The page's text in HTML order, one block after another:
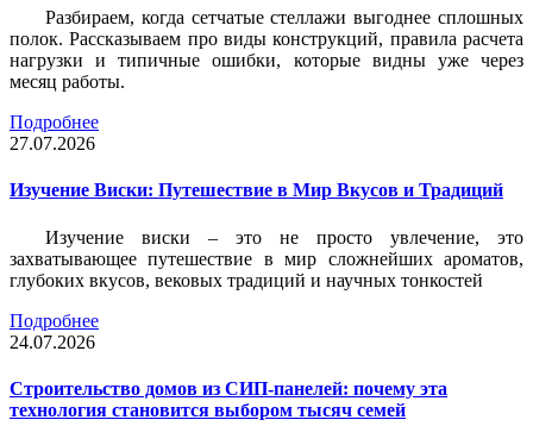
Разбираем, когда сетчатые стеллажи выгоднее сплошных
полок. Рассказываем про виды конструкций, правила расчета
нагрузки и типичные ошибки, которые видны уже через
месяц работы.
Подробнее
27.07.2026
Изучение Виски: Путешествие в Мир Вкусов и Традиций
Изучение виски – это не просто увлечение, это
захватывающее путешествие в мир сложнейших ароматов,
глубоких вкусов, вековых традиций и научных тонкостей
Подробнее
24.07.2026
Строительство домов из СИП-панелей: почему эта
технология становится выбором тысяч семей